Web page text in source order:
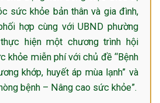
sức khỏe bản thân và gia đình,
hợp cùng với UBND phường
hiện một chương trình hội
khỏe miễn phí với chủ đề “Bệnh
khớp, huyết áp mùa lạnh” và
bệnh – Nâng cao sức khỏe”.